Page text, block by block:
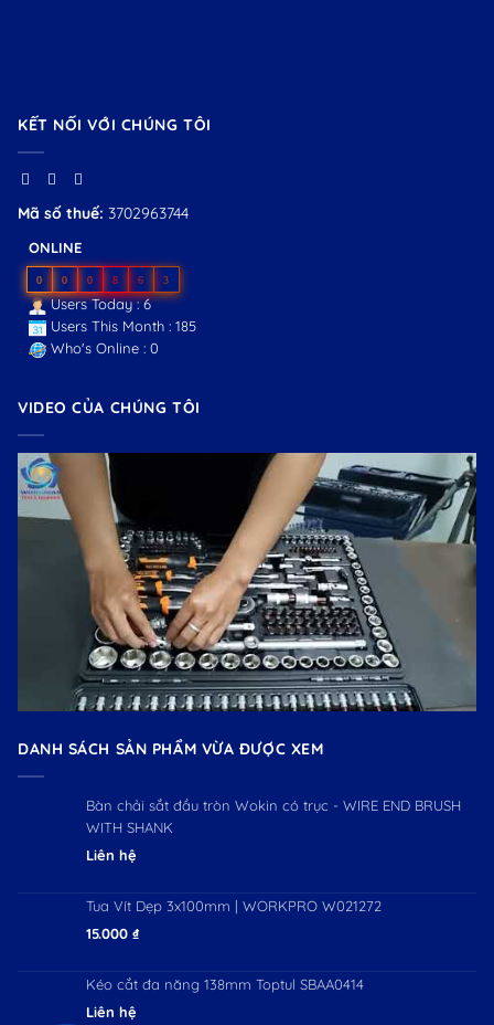
KẾT NỐI VỚI CHÚNG TÔI
Mã số thuế: 3702963744
ONLINE
0 0 0 8 6 3
Users Today : 6
Users This Month : 185
Who's Online : 0
VIDEO CỦA CHÚNG TÔI
DANH SÁCH SẢN PHẨM VỪA ĐƯỢC XEM
Bàn chải sắt đầu tròn Wokin có trục - WIRE END BRUSH
WITH SHANK
Liên hệ
Tua Vít Dẹp 3x100mm | WORKPRO W021272
15.000 ₫
Kéo cắt đa năng 138mm Toptul SBAA0414
Liên hệ